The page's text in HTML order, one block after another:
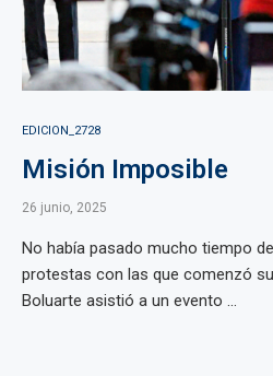
EDICION_2728
Misión Imposible
26 junio, 2025
No había pasado mucho tiempo
protestas con las que comenzó
Boluarte asistió a un evento ...